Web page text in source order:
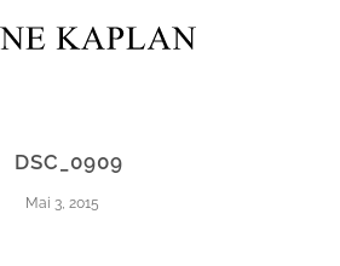
DSC_0909
Mai 3, 2015